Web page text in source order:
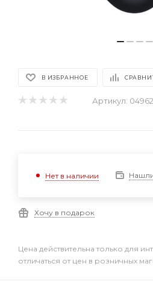
В ИЗБРАННОЕ
Артикул: 04962
Нет в наличии
Хочу в подарок
Цена действительна только для
отличаться от цен в розничных